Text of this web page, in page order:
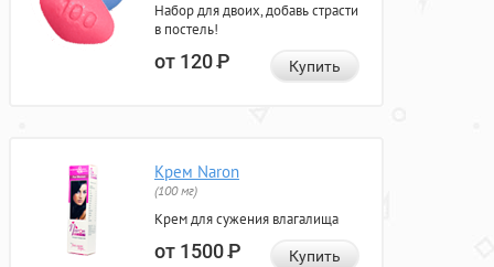
Набор для двоих, добавь страсти
в постель!
от 120Р Купить
Крем Naron
(100 мг)
Крем для сужения влагалища
от 1500Р Купить